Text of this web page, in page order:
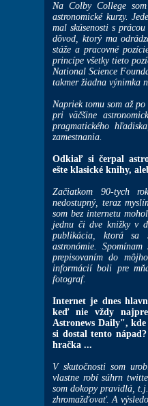
Na Colby College
astronomické kurzy.
mal skúsenosti s
dôvod, ktorý ma
stáže a pracovné
princípe všetky tieto
National Science
takmer žiadna výnimka
Napriek tomu som až
pri väčšine
pragmatického
zamestnania.
Odkiaľ si čerpal
ešte klasické knihy,
Začiatkom 90-tych
nedostupný, teraz
som bez internetu
jednu či dve knižky v
publikácia, ktorá sa
astronómie.
prepisovaním do
informácií boli pre
fotograf.
Internet je dnes
keď nie vždy
Astronews Daily",
si dostal tento
hračka ...
V skutočnosti som
vlastne robí súhrn
som dokopy pravidlá,
zhromažďovať. A